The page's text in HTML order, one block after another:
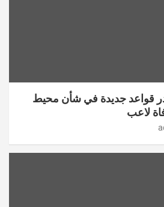
قواعد جديدة في شأن محيط
لاعب